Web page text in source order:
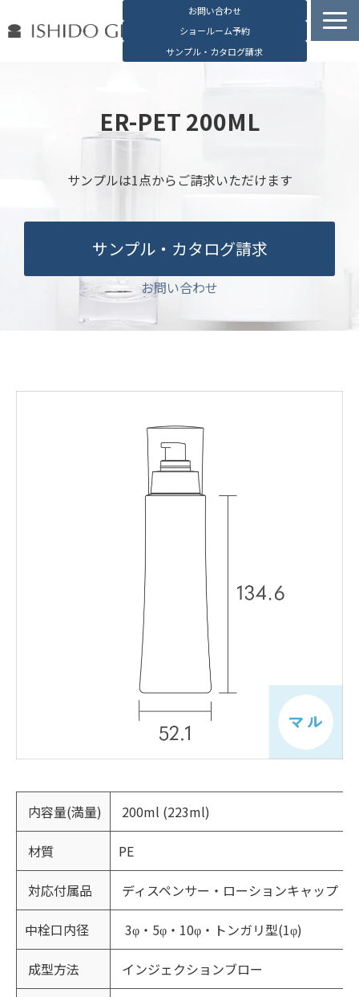
お問い合わせ
ショールーム予約
サンプル・カタログ請求
石堂硝子の特長
お役立ち資料
ブログ
会社概要
English
ER-PET 200ML
サンプルは1点からご請求いただけます
サンプル・カタログ請求
お問い合わせ
内容量(満量) 200ml (223ml)
材質 PE
対応付属品 ディスペンサー・ローションキャップ
中栓口内径 3φ・5φ・10φ・トンガリ型(1φ)
成型方法 インジェクションブロー